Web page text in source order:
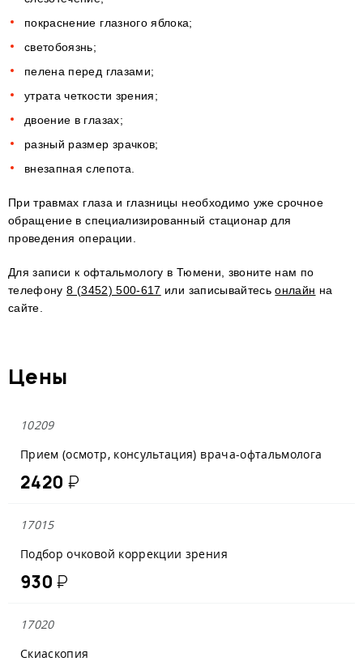
покраснение глазного яблока;
светобоязнь;
пелена перед глазами;
утрата четкости зрения;
двоение в глазах;
разный размер зрачков;
внезапная слепота.
При травмах глаза и глазницы необходимо уже срочное
обращение в специализированный стационар для
проведения операции.
Для записи к офтальмологу в Тюмени, звоните нам по
телефону8 (3452) 500-617 или записывайтесьонлайн на
сайте.
Цены
10209
Прием (осмотр, консультация) врача-офтальмолога
2420 ₽
17015
Подбор очковой коррекции зрения
930 ₽
17020
Скиаскопия